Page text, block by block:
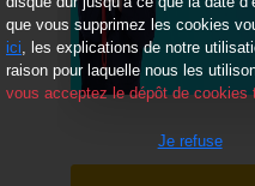
que vous supprimez les cookies
ici, les explications de notre
raison pour laquelle nous les
vous acceptez le dépôt de
Je refuse